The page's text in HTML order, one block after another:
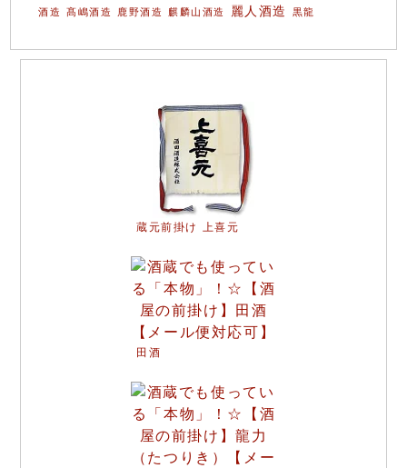
酒造 髙嶋酒造 鹿野酒造 麒麟山酒造 麗人酒造 黒龍
蔵元前掛け 上喜元
田酒